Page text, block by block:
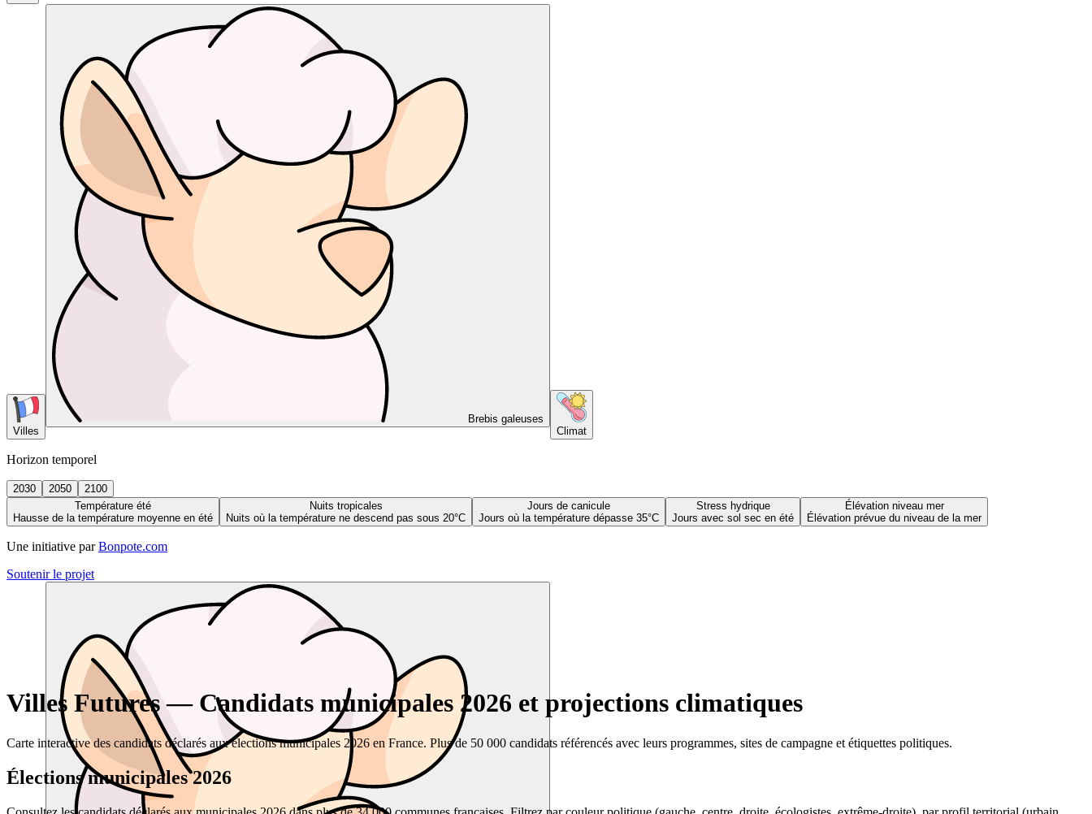
Villes
Brebis galeuses
Climat
Horizon temporel
2030 2050
2100
Température été
Hausse de la température moyenne en été
Nuits tropicales
Nuits où la température ne descend pas sous 20°C
Jours de canicule
Jours où la température dépasse 35°C
Stress hydrique
Jours avec sol sec en été
Élévation niveau mer
Élévation prévue du niveau de la mer
Une initiative par Bonpote.com
Soutenir le projet
Villes Futures — Candidats municipales 2026 et projections climatiques
Carte interactive des candidats déclarés aux élections municipales 2026 en France. Plus de 50 000 candidats référencés avec leurs programmes, sites de campagne et étiquettes politiques.
Élections municipales 2026